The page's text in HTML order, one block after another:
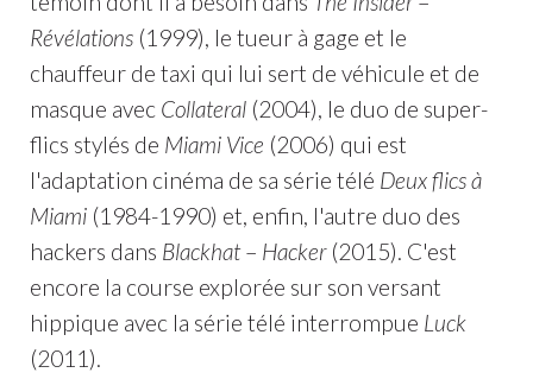
Révélations(1999), le tueur à gage et le
chauffeur de taxi qui lui sert de véhicule et de
masque avec Collateral(2004), le duo de super-
flics stylés de Miami Vice (2006) qui est
l'adaptation cinéma de sa série télé Deux flics à
Miami(1984-1990) et, enfin, l'autre duo des
hackers dans Blackhat– Hacker(2015). C'est
encore la course explorée sur son versant
hippique avec la série télé interrompue Luck
(2011).